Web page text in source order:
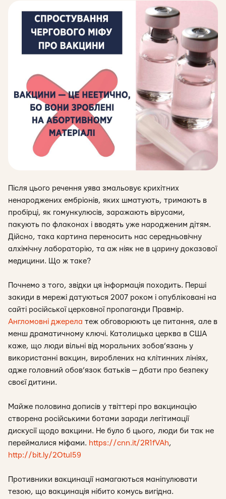
Після цього речення уява змальовує крихітних
ненароджених ембріонів, яких шматують, тримають в
пробірці, як гомункулюсів, заражають вірусами,
пакують по флаконах і вводять уже народженим дітям.
Дійсно, така картина переносить нас середньовічну
алхімічну лабораторію, та аж ніяк не в царину доказової
медицини. Що ж таке?
Почнемо з того, звідки ця інформація походить. Перші
закиди в мережі датуються 2007 роком і опубліковані на
сайті російської церковної пропаганди Правмір.
Англомовні джерела теж обговорюють це питання, але в
менш драматичному ключі. Католицька церква в США
каже, що люди вільні від моральних зобов’язань у
використанні вакцин, вироблених на клітинних лініях,
адже головний обов’язок батьків — дбати про безпеку
своєї дитини.
Майже половина дописів у твіттері про вакцинацію
створена російськими ботами заради легітимації
дискусії щодо вакцини. Не було б цього, люди би так не
переймалися міфами. https://cnn.it/2R1fVAh,
http://bit.ly/2OtuI59
Противники вакцинації намагаються маніпулювати
тезою, що вакцинація нібито комусь вигідна.